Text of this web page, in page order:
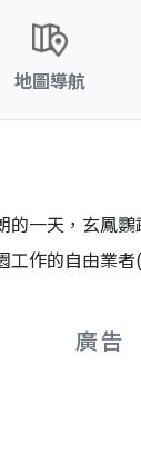
地圖導航
的一天，玄鳳
工作的自由業者
廣告